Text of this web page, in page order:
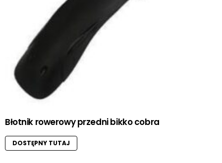
Błotnik rowerowy przedni bikko cobra
DOSTĘPNY TUTAJ